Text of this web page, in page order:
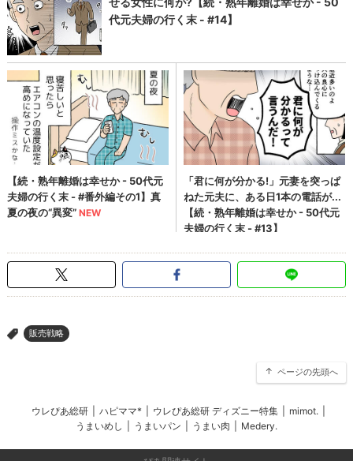
> 販売戦略
ページの先頭へ
ウレぴあ総研 ハピママ* ウレぴあ総研 ディズニー特集 mimot.
うまいめし
うまいパン うまい肉 Medery.